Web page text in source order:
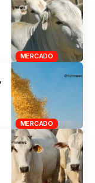
MERCADO
MERCADO